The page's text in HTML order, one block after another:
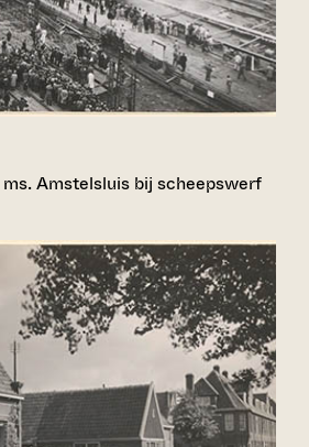
Amstelsluis bij scheepswerf